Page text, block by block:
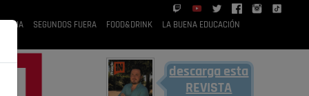
RUBIA SEGUNDOS FUERA FOOD&DRINK
LA BUENA EDUCACIÓN
descarga esta
REVISTA